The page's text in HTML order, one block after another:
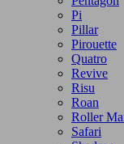
Pi
Pillar
Pirouette
Quatro
Revive
Risu
Roan
Roller
Safari